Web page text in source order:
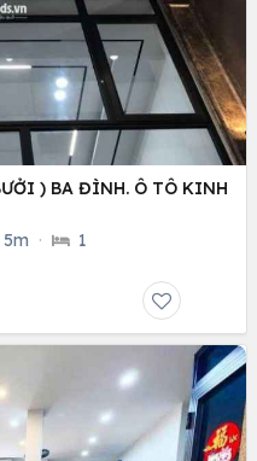
) BA ĐÌNH. Ô TÔ KINH
5m · 1